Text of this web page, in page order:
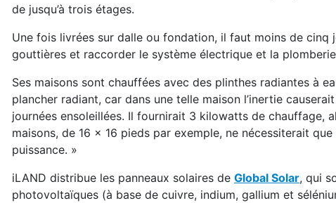
de jusqu’à trois étages.
Une fois livrées sur dalle ou fondation, il faut moins de cinq
gouttières et raccorder le système électrique et la
Ses maisons sont chauffées avec des plinthes radiantes à
plancher radiant, car dans une telle maison l’inertie
journées ensoleillées. Il fournirait 3 kilowatts de chauffage,
maisons, de 16 x 16 pieds par exemple, ne nécessiterait
puissance. »
iLAND distribue les panneaux solaires de Global Solar, qui
photovoltaïques (à base de cuivre, indium, gallium et